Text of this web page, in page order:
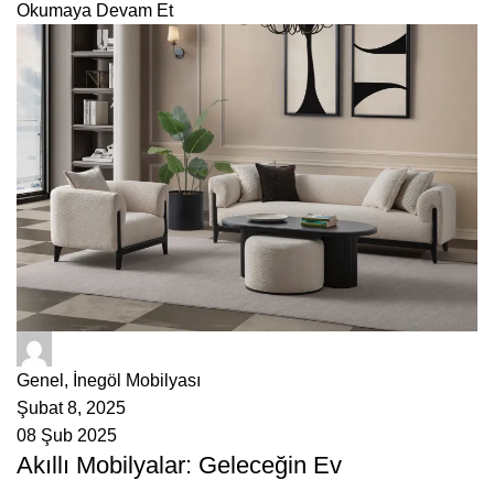
Okumaya Devam Et
Genel , İnegöl Mobilyası
Şubat 8, 2025
08 Şub 2025
Akıllı Mobilyalar: Geleceğin Ev